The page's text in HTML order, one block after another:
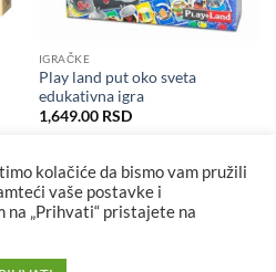
IGRAČKE
Play land put oko sveta
edukativna igra
1,649.00 RSD
kolačiće da bismo vam pružili
vaše postavke i
na „Prihvati“ pristajete na